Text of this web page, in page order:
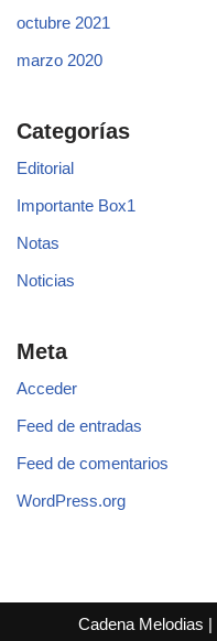
octubre 2021
marzo 2020
Categorías
Editorial
Importante Box1
Notas
Noticias
Meta
Acceder
Feed de entradas
Feed de comentarios
WordPress.org
Cadena Melodias |